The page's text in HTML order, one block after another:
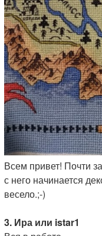
Всем привет! Почти
с него начинается
весело.;-)
3. Ира или istar1